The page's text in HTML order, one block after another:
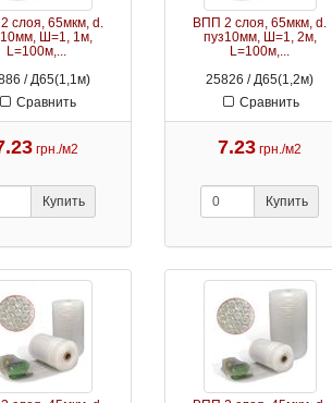
слоя, 65мкм, d.
Ш=1, 1м,
L=100м,...
/ Д65(1,1м)
Сравнить
грн./м2
Купить
ВПП 2 слоя, 65мкм, d.
пуз10мм, Ш=1, 2м,
L=100м,...
25826 / Д65(1,2м)
Сравнить
7.23 грн./м2
Купить